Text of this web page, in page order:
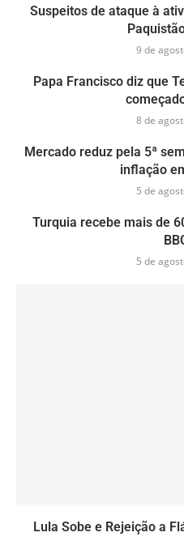
Suspeitos de ataque à
9 de
Papa Francisco diz que
8 de
Mercado reduz pela 5ª
inflação
5 de
Turquia recebe mais de
5 de
Lula Sobe e Rejeição a